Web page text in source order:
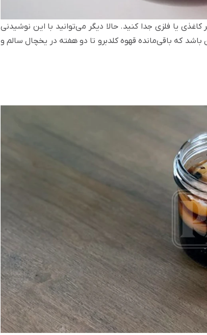
یا فلزی جدا کنید. حالا دیگر می‌توانید با این نوشیدنی
باشد که باقی‌مانده قهوه کلدبرو تا دو هفته در یخچال سالم و